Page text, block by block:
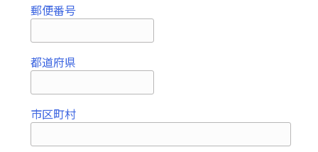
郵便番号
都道府県
市区町村